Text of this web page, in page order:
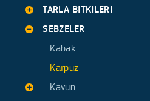
TARLA BITKILERI
Yonca
Misir
Pamuk
SEBZELER
Kabak
Karpuz
Kavun